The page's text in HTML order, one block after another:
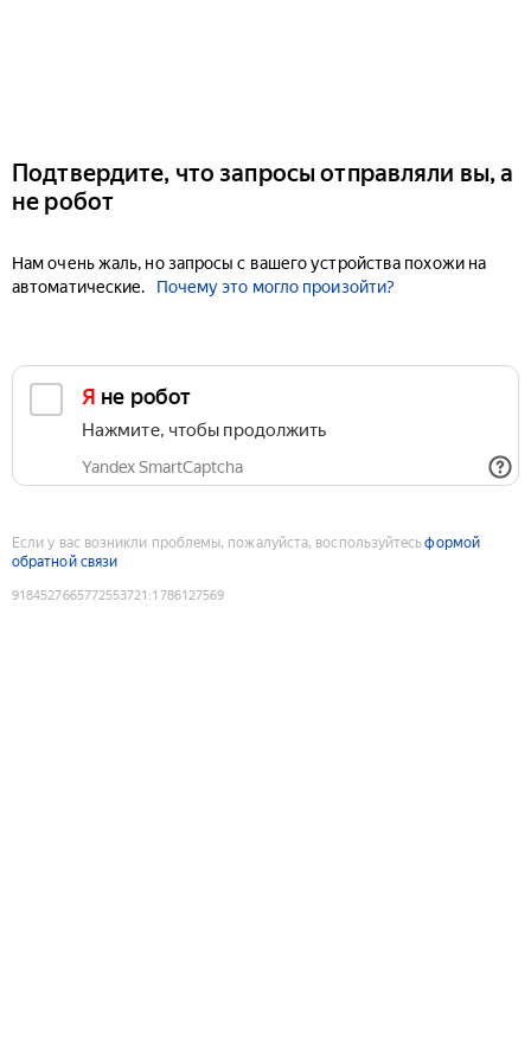
Подтвердите, что запросы отправляли вы, а
не робот
Нам очень жаль, но запросы с вашего устройства похожи на
автоматические.
Почему это могло произойти?
Я не робот
Нажмите, чтобы продолжить
Yandex SmartCaptcha
Если у вас возникли проблемы, пожалуйста, воспользуйтесьформой
обратной связи
9184527665772553721 :1786127569